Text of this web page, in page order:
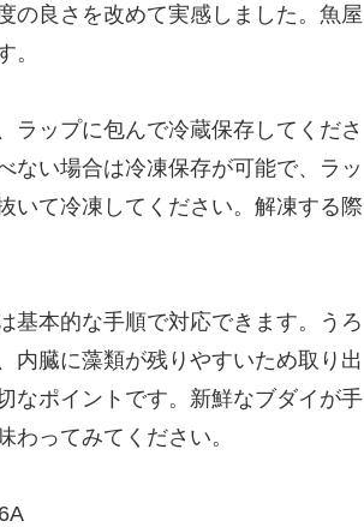
の良さを改めて実感しました。魚屋
。
ラップに包んで冷蔵保存してくださ
ない場合は冷凍保存が可能で、ラッ
いて冷凍してください。解凍する際
基本的な手順で対応できます。うろ
内臓に藻類が残りやすいため取り出
なポイントです。新鮮なブダイが手
ってみてください。